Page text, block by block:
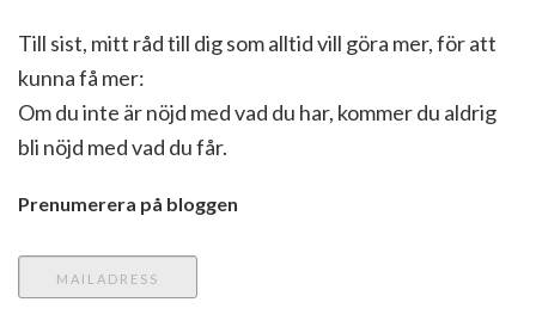
Till sist, mitt råd till dig som alltid vill göra mer, för att
kunna få mer:
Om du inte är nöjd med vad du har, kommer du aldrig
bli nöjd med vad du får.
Prenumerera på bloggen